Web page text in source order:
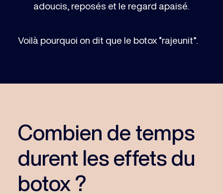
adoucis, reposés et le regard apaisé.
Voilà pourquoi on dit que le botox “rajeunit”.
Combien de temps
durent les effets du
botox ?